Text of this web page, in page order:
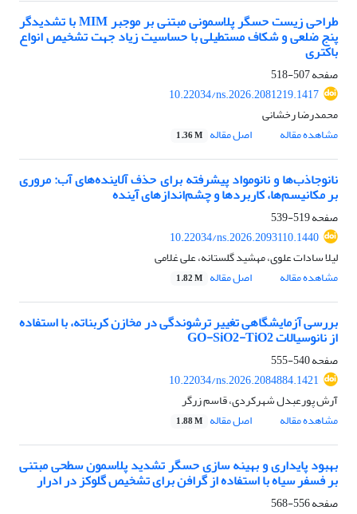
طراحی زیست حسگر پلاسمونی مبتنی بر موجبر MIM با تشدیدگر
پنج ضلعی و شکاف مستطیلی با حساسیت زیاد جهت تشخیص انواع
باکتری
صفحه507-518
10.22034/ns.2026.2081219.1417
محمدرضا رخشانی
مشاهده مقاله
اصل مقاله 1.36 M
نانوجاذب‌ها و نانومواد پیشرفته برای حذف آلاینده‌های آب: مروری
بر مکانیسم‌ها، کاربردها و چشم‌اندازهای آینده
صفحه519-539
10.22034/ns.2026.2093110.1440
لیلا سادات علوی، مهشید گلستانه، علی غلامی
مشاهده مقاله
اصل مقاله 1.82 M
بررسی آزمایشگاهی تغییر ترشوندگی در مخازن کربناته، با استفاده
از نانوسیالات GO-SiO2-TiO2
صفحه540-555
10.22034/ns.2026.2084884.1421
آرش پورعبدل شهرکردی، قاسم زرگر
مشاهده مقاله
اصل مقاله 1.88 M
بهبود پایداری و بهینه سازی حسگر تشدید پلاسمون سطحی مبتنی
بر فسفر سیاه با استفاده از گرافن برای تشخیص گلوکز در ادرار
صفحه556-568